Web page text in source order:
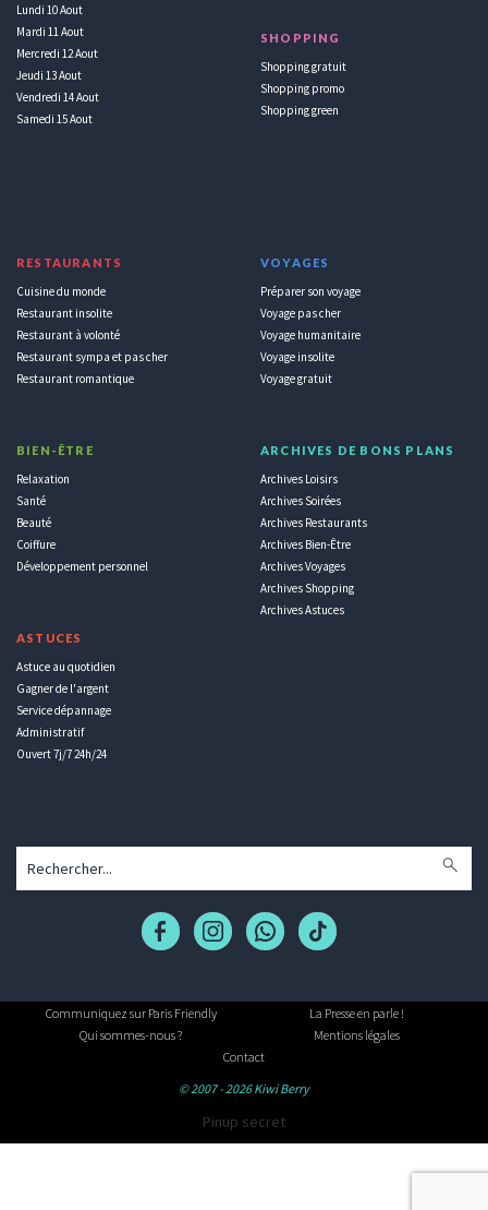
Lundi 10 Aout
Mardi 11 Aout
Mercredi 12 Aout
Jeudi 13 Aout
Vendredi 14 Aout
Samedi 15 Aout
SHOPPING
Shopping gratuit
Shopping promo
Shopping green
RESTAURANTS
Cuisine du monde
Restaurant insolite
Restaurant à volonté
Restaurant sympa et pas cher
Restaurant romantique
BIEN-ÊTRE
Relaxation
Santé
Beauté
Coiffure
Développement personnel
ASTUCES
Astuce au quotidien
Gagner de l'argent
Service dépannage
Administratif
Ouvert 7j/7 24h/24
VOYAGES
Préparer son voyage
Voyage pas cher
Voyage humanitaire
Voyage insolite
Voyage gratuit
ARCHIVES DE BONS PLANS
Archives Loisirs
Archives Soirées
Archives Restaurants
Archives Bien-Être
Archives Voyages
Archives Shopping
Archives Astuces
Communiquez sur Paris Friendly
La Presse en parle !
Qui sommes-nous ?
Mentions légales
Contact
© 2007 - 2026 Kiwi Berry
Pinup secret